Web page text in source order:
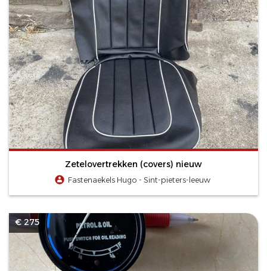
Zetelovertrekken (covers) nieuw
Fastenaekels Hugo - Sint-pieters-leeuw
€ 275